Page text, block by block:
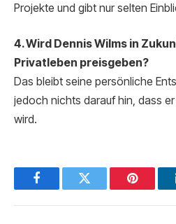
Projekte und gibt nur selten
4. Wird Dennis Wilms in
Privatleben preisgeben?
Das bleibt seine persönliche
jedoch nichts darauf hin, dass
wird.
FacebookTwitter Pinterest